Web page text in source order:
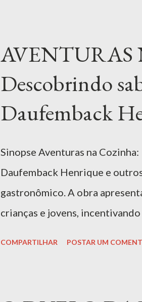
promovendo uma educação
livro Baixar Livro | Download
envolvente, a importância de
Descobrindo
Daufemback
Sinopse Aventuras na
Daufemback Henrique e
gastronômico. A obra
crianças e jovens,
COMPARTILHAR POSTAR UM